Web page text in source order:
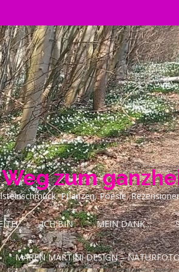
zum
Pflanzen, Poesie,
ICH BIN MEIN DANK…
MAREN MARTINI DESIGN –